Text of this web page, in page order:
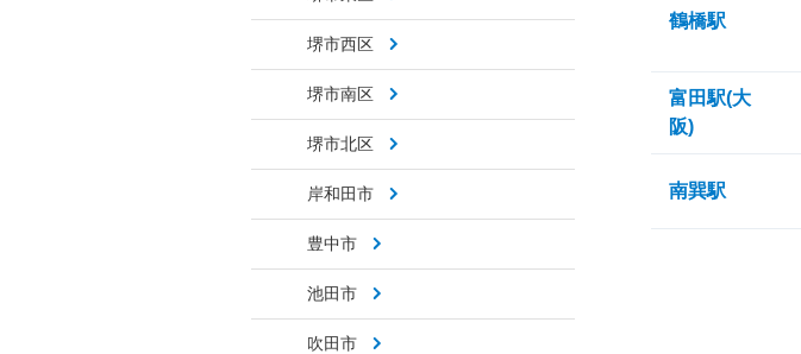
堺市西区
堺市南区
堺市北区
岸和田市
豊中市
池田市
吹田市
鶴橋駅
富田駅(大
阪)
南巽駅